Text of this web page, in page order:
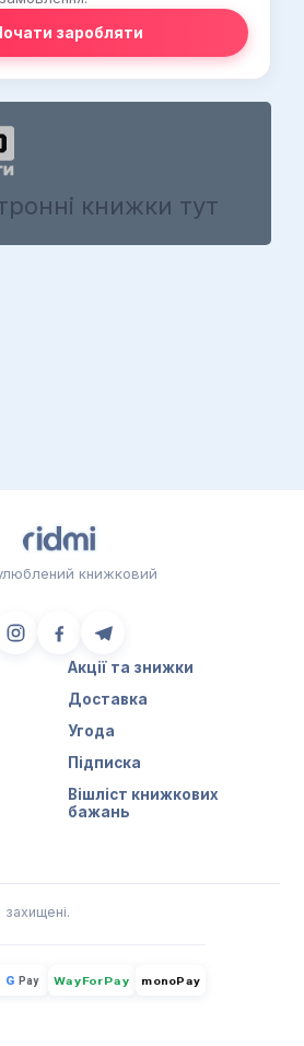
заробляти
книжки тут
книжковий
Акції та знижки
Доставка
Угода
Підписка
Вішліст книжкових
бажань
G Pay WayForPay monoPay